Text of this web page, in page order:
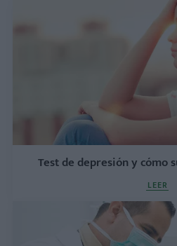
Test de depresión y cómo
LEER